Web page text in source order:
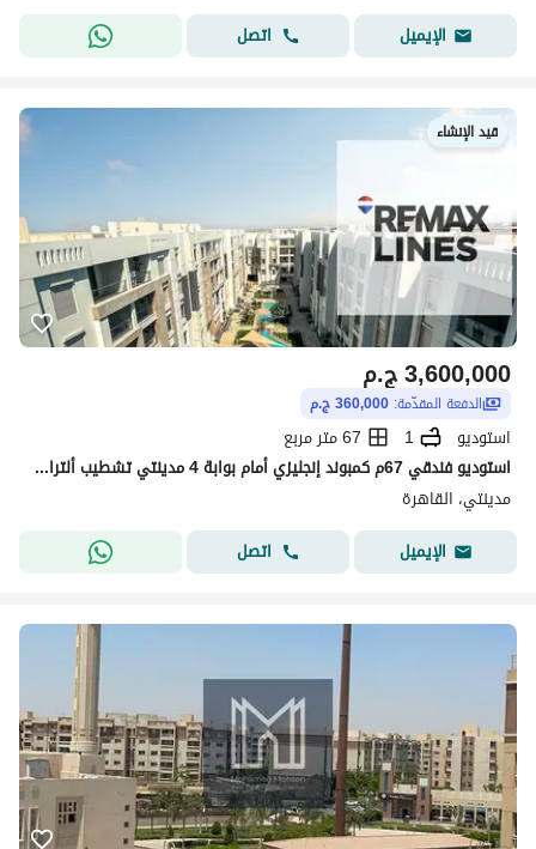
الإيميل
اتصل
قيد الإنشاء
ج.م3,600,000
الدفعة المقدّمة: 360,000 ج.م
استوديو 1
67 متر مربع
استوديو فندقي 67م كمبوند إنجليزي أمام بوابة 4 مدينتي تشطيب ألترا سوبر لوكس مقدم 10%
مدينتي، القاهرة
الإيميل
اتصل